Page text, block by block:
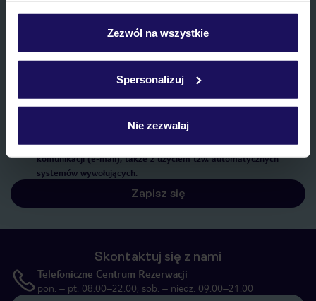
personalizować swój wybór wchodząc w zakładkę
Szczegółowe informacje o plikach cookie znajdziesz
Zezwól na wszystkie
Spersonalizuj
Nie zezwalaj
E-MAIL*
Wyrażam zgodę na przetwarzanie danych osobowych przez TUI
marketingowych, w zakresie oraz celu wskazanym w
przetwarzaniu danych osobowych”, poprzez elektroniczną formę
komunikacji (e-mail), także z użyciem tzw. automatycznych
systemów wywołujących.
Zapisz się
Skontaktuj się z nami
Telefoniczne Centrum Rezerwacji
pon. – pt. 08:00–22:00, sob. – niedz. 09:00–21:00